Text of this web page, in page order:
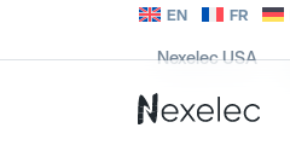
EN FR
Nexelec USA